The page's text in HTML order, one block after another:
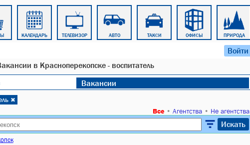
КАЛЕНДАРЬ ТЕЛЕВИЗОР АВТО ТАКСИ ОФИСЫ ПРИРОДА
Войти
в Красноперекопске - воспитатель
Вакансии
✖
Все• Агентства• Не агентства
Искать